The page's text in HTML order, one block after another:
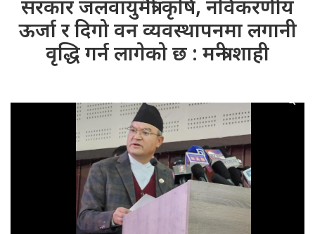
सरकार जलवायुमैत्री कृषि, नविकरणीय
ऊर्जा र दिगो वन व्यवस्थापनमा लगानी
वृद्धि गर्न लागेको छ : मन्त्री शाही